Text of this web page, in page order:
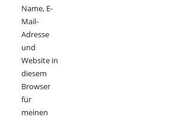
Name, E-
Mail-
Adresse
und
Website in
diesem
Browser
für
meinen